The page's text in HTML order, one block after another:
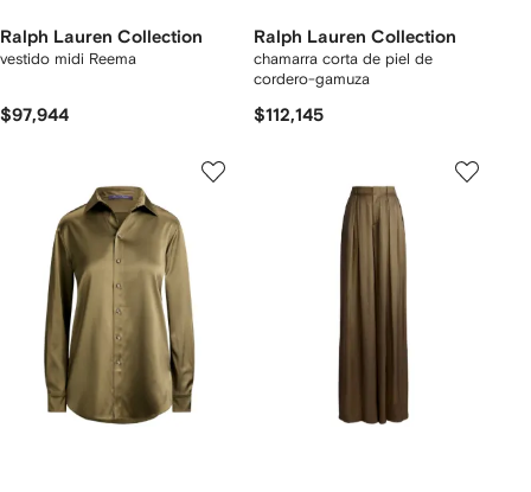
Ralph Lauren Collection
vestido midi Reema
$97,944
Ralph Lauren Collection
chamarra corta de piel de
cordero-gamuza
$112,145